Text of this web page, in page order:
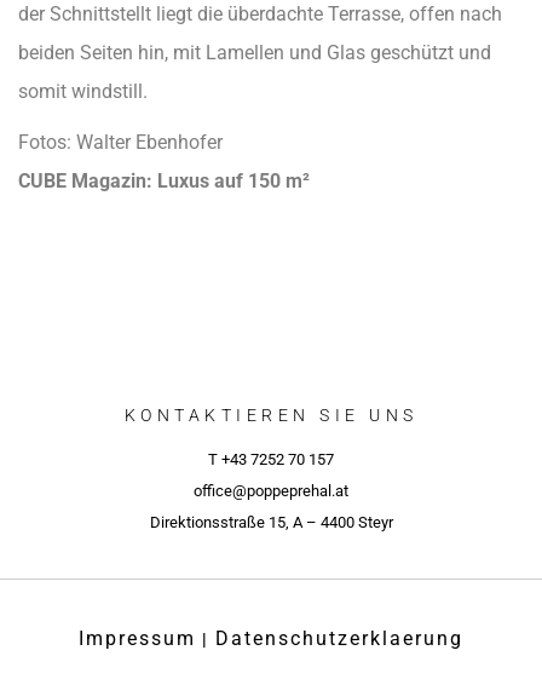
der Schnittstellt liegt die überdachte Terrasse, offen nach
beiden Seiten hin, mit Lamellen und Glas geschützt und
somit windstill.
Fotos: Walter Ebenhofer
CUBE Magazin: Luxus auf 150 m²
KONTAKTIEREN SIE UNS
T +43 7252 70 157
office@poppeprehal.at
Direktionsstraße 15, A – 4400 Steyr
Impressum | Datenschutzerklaerung